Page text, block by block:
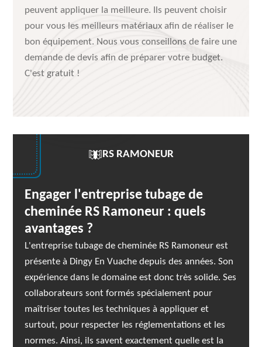
peuvent appliquer la meilleure. Ils peuvent choisir
pour vous les meilleurs matériaux afin de réaliser le
bon équipement. Nous vous conseillons de faire une
demande de devis afin de préparer votre budget.
C'est gratuit !
RS RAMONEUR
Engager l'entreprise tubage de
cheminée RS Ramoneur : quels
avantages ?
L'entreprise tubage de cheminée RS Ramoneur est
présente à Dingy En Vuache depuis des années. Son
expérience dans le domaine est donc très solide. Ses
collaborateurs sont formés spécialement pour
maîtriser toutes les techniques à appliquer et
surtout, pour respecter les réglementations et les
normes. Ainsi, ils savent exactement quelle est la